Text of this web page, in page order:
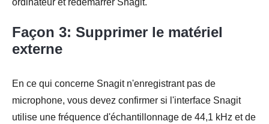
ordinateur et redémarrer Snagit.
Façon 3: Supprimer le matériel
externe
En ce qui concerne Snagit n'enregistrant pas de
microphone, vous devez confirmer si l'interface Snagit
utilise une fréquence d'échantillonnage de 44,1 kHz et de